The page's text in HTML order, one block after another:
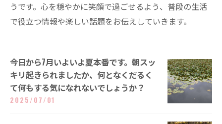
うです。心を穏やかに笑顔で過ごせるよう、普段の生活
で役立つ情報や楽しい話題をお伝えしていきます。
今日から7月いよいよ夏本番です。朝スッ
キリ起きられましたか、何となくだるく
て何もする気になれないでしょうか？
2025/07/01